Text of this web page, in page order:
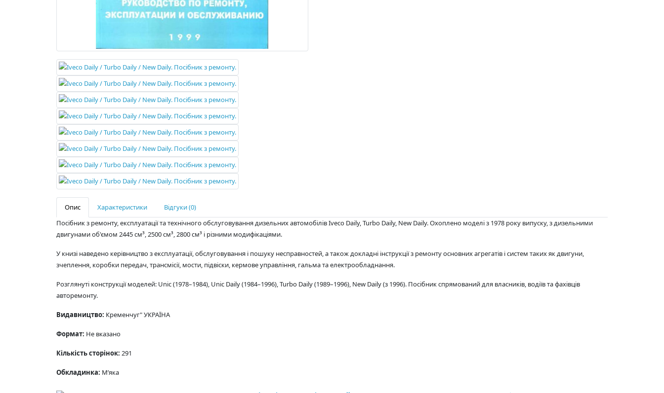
Опис Характеристики
Відгуки (0)
Посібник з ремонту, експлуатації та технічного обслуговування дизельних автомобілів Iveco Daily, Turbo Daily, New Daily. Охоплено моделі з 1978 року випуску, з дизельними
двигунами об'ємом 2445 см³, 2500 см³, 2800 см³ і різними модифікаціями.
У книзі наведено керівництво з експлуатації, обслуговування і пошуку несправностей, а також докладні інструкції з ремонту основних агрегатів і систем таких як двигуни,
зчеплення, коробки передач, трансмісії, мости, підвіски, кермове управління, гальма та електрообладнання.
Розглянуті конструкції моделей: Unic (1978–1984), Unic Daily (1984–1996), Turbo Daily (1989–1996), New Daily (з 1996). Посібник спрямований для власників, водіїв та фахівців
авторемонту.
Видавництво: Кременчуг" УКРАЇНА
Формат: Не вказано
Кількість сторінок: 291
Обкладинка: М’яка